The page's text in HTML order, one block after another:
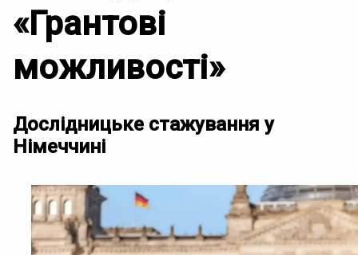
«Грантові
можливості»
Дослідницьке стажування у
Німеччині